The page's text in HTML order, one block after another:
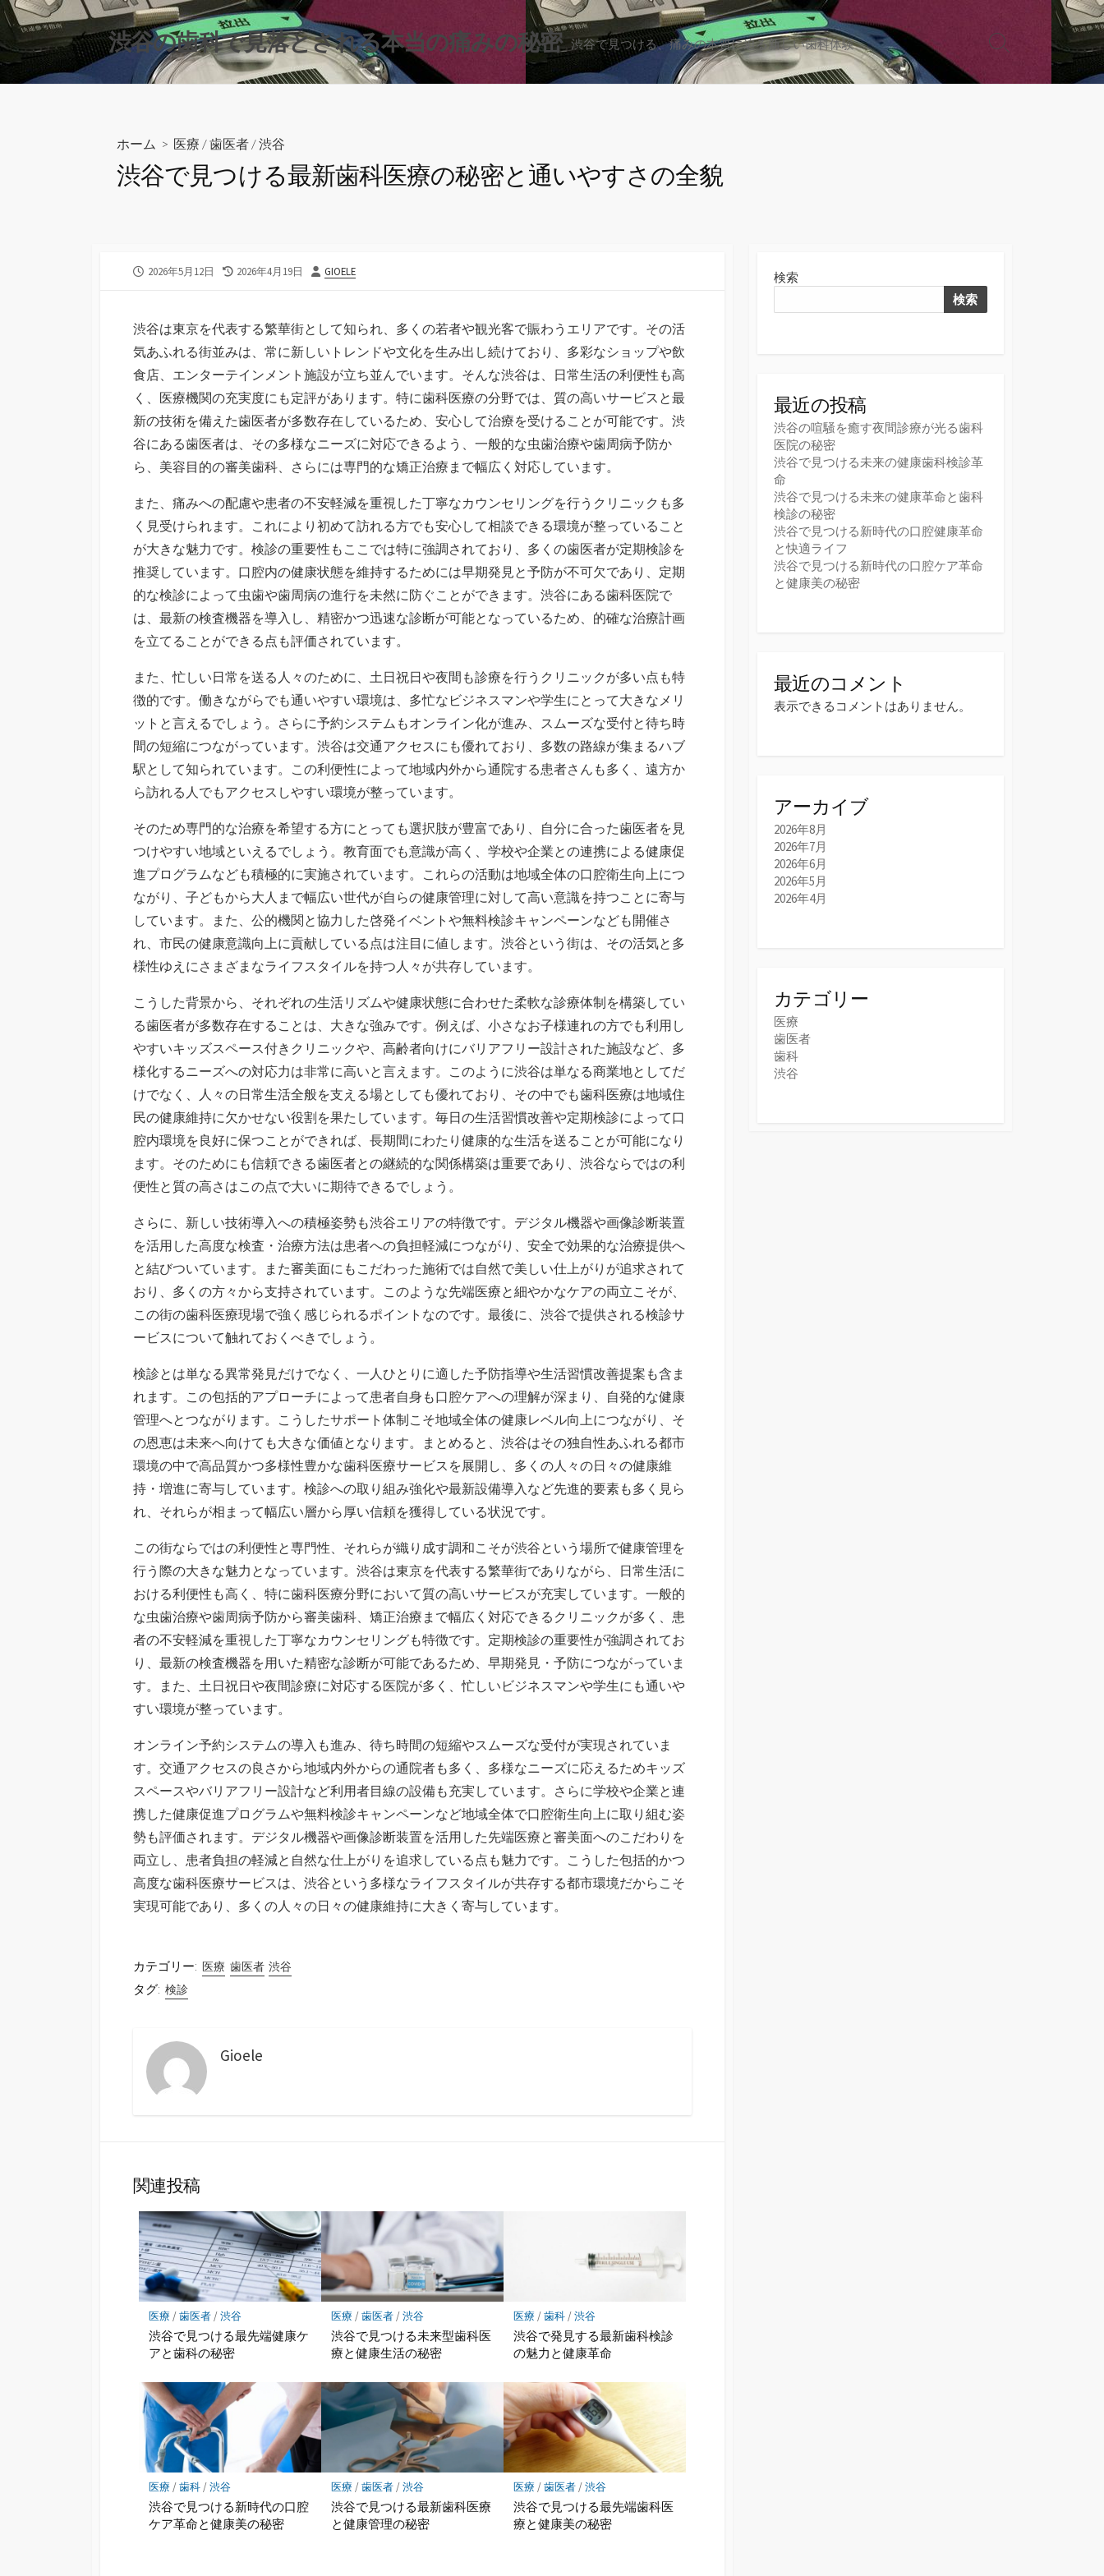
コ
ン
テ
渋谷の歯科で見落とされる本当の痛みの秘密 渋谷で見つける、痛みの本質に迫る新しい歯科体験
検
切
ホーム > 医療 /歯医者 /渋谷
渋谷で見つける最新歯科医療の秘密と通いやすさの全貌
公
2026年5月12日
最
日
2026年4月19日
投
GIOELE
渋谷は東京を代表する繁華街として知られ、多くの若者や観光客で賑わうエリアです。 その活
気あふれる街並みは、常に新しいトレンドや文化を生み出し続けており、多彩なショップや飲
食店、エンターテインメント施設が立ち並んでいます。そんな渋谷は、日常生活の利便性も高
く、医療機関の充実度にも定評があります。特に歯科医療の分野では、質の高いサービスと最
新の技術を備えた歯医者が多数存在しているため、安心して治療を受けることが可能です。渋
谷にある歯医者は、その多様なニーズに対応できるよう、一般的な虫歯治療や歯周病予防か
ら、美容目的の審美歯科、さらには専門的な矯正治療まで幅広く対応しています。
また、痛みへの配慮や患者の不安軽減を重視した丁寧なカウンセリングを行うクリニックも多
く見受けられます。これにより初めて訪れる方でも安心して相談できる環境が整っていること
が大きな魅力です。検診の重要性もここでは特に強調されており、多くの歯医者が定期検診を
推奨しています。口腔内の健康状態を維持するためには早期発見と予防が不可欠であり、定期
的な検診によって虫歯や歯周病の進行を未然に防ぐことができます。渋谷にある歯科医院で
は、最新の検査機器を導入し、精密かつ迅速な診断が可能となっているため、的確な治療計画
を立てることができる点も評価されています。
また、忙しい日常を送る人々のために、土日祝日や夜間も診療を行うクリニックが多い点も特
徴的です。働きながらでも通いやすい環境は、多忙なビジネスマンや学生にとって大きなメリ
ットと言えるでしょう。さらに予約システムもオンライン化が進み、スムーズな受付と待ち時
間の短縮につながっています。渋谷は交通アクセスにも優れており、多数の路線が集まるハブ
駅として知られています。この利便性によって地域内外から通院する患者さんも多く、遠方か
ら訪れる人でもアクセスしやすい環境が整っています。
そのため専門的な治療を希望する方にとっても選択肢が豊富であり、自分に合った歯医者を見
つけやすい地域といえるでしょう。教育面でも意識が高く、学校や企業との連携による健康促
進プログラムなども積極的に実施されています。これらの活動は地域全体の口腔衛生向上につ
ながり、子どもから大人まで幅広い世代が自らの健康管理に対して高い意識を持つことに寄与
しています。また、公的機関と協力した啓発イベントや無料検診キャンペーンなども開催さ
れ、市民の健康意識向上に貢献している点は注目に値します。渋谷という街は、その活気と多
様性ゆえにさまざまなライフスタイルを持つ人々が共存しています。
こうした背景から、それぞれの生活リズムや健康状態に合わせた柔軟な診療体制を構築してい
る歯医者が多数存在することは、大きな強みです。例えば、小さなお子様連れの方でも利用し
やすいキッズスペース付きクリニックや、高齢者向けにバリアフリー設計された施設など、多
様化するニーズへの対応力は非常に高いと言えます。このように渋谷は単なる商業地としてだ
けでなく、人々の日常生活全般を支える場としても優れており、その中でも歯科医療は地域住
民の健康維持に欠かせない役割を果たしています。毎日の生活習慣改善や定期検診によって口
腔内環境を良好に保つことができれば、長期間にわたり健康的な生活を送ることが可能になり
ます。そのためにも信頼できる歯医者との継続的な関係構築は重要であり、渋谷ならではの利
便性と質の高さはこの点で大いに期待できるでしょう。
さらに、新しい技術導入への積極姿勢も渋谷エリアの特徴です。デジタル機器や画像診断装置
を活用した高度な検査・治療方法は患者への負担軽減につながり、安全で効果的な治療提供へ
と結びついています。また審美面にもこだわった施術では自然で美しい仕上がりが追求されて
おり、多くの方々から支持されています。このような先端医療と細やかなケアの両立こそが、
この街の歯科医療現場で強く感じられるポイントなのです。最後に、渋谷で提供される検診サ
ービスについて触れておくべきでしょう。
検診とは単なる異常発見だけでなく、一人ひとりに適した予防指導や生活習慣改善提案も含ま
れます。この包括的アプローチによって患者自身も口腔ケアへの理解が深まり、自発的な健康
管理へとつながります。こうしたサポート体制こそ地域全体の健康レベル向上につながり、そ
の恩恵は未来へ向けても大きな価値となります。まとめると、渋谷はその独自性あふれる都市
環境の中で高品質かつ多様性豊かな歯科医療サービスを展開し、多くの人々の日々の健康維
持・増進に寄与しています。検診への取り組み強化や最新設備導入など先進的要素も多く見ら
れ、それらが相まって幅広い層から厚い信頼を獲得している状況です。
この街ならではの利便性と専門性、それらが織り成す調和こそが渋谷という場所で健康管理を
行う際の大きな魅力となっています。渋谷は東京を代表する繁華街でありながら、日常生活に
おける利便性も高く、特に歯科医療分野において質の高いサービスが充実しています。一般的
な虫歯治療や歯周病予防から審美歯科、矯正治療まで幅広く対応できるクリニックが多く、患
者の不安軽減を重視した丁寧なカウンセリングも特徴です。定期検診の重要性が強調されてお
り、最新の検査機器を用いた精密な診断が可能であるため、早期発見・予防につながっていま
す。また、土日祝日や夜間診療に対応する医院が多く、忙しいビジネスマンや学生にも通いや
すい環境が整っています。
オンライン予約システムの導入も進み、待ち時間の短縮やスムーズな受付が実現されていま
す。交通アクセスの良さから地域内外からの通院者も多く、多様なニーズに応えるためキッズ
スペースやバリアフリー設計など利用者目線の設備も充実しています。さらに学校や企業と連
携した健康促進プログラムや無料検診キャンペーンなど地域全体で口腔衛生向上に取り組む姿
勢も評価されます。デジタル機器や画像診断装置を活用した先端医療と審美面へのこだわりを
両立し、患者負担の軽減と自然な仕上がりを追求している点も魅力です。こうした包括的かつ
高度な歯科医療サービスは、渋谷という多様なライフスタイルが共存する都市環境だからこそ
実現可能であり、多くの人々の日々の健康維持に大きく寄与しています。
カテゴリー: 医療 歯医者 渋谷
タグ: 検診
Gioele
関連投稿
医療/歯医者/渋谷
渋谷で見つける最先端健康ケ
アと歯科の秘密
医療/歯医者/渋谷
渋谷で見つける未来型歯科医
療と健康生活の秘密
医療/歯科/渋谷
渋谷で発見する最新歯科検診
の魅力と健康革命
医療/歯科/渋谷
渋谷で見つける新時代の口腔
ケア革命と健康美の秘密
医療/歯医者/渋谷
渋谷で見つける最新歯科医療
と健康管理の秘密
医療/歯医者/渋谷
渋谷で見つける最先端歯科医
療と健康美の秘密
検索
検索
最近の投稿
渋谷の喧騒を癒す夜間診療が光る歯科
医院の秘密
渋谷で見つける未来の健康歯科検診革
命
渋谷で見つける未来の健康革命と歯科
検診の秘密
渋谷で見つける新時代の口腔健康革命
と快適ライフ
渋谷で見つける新時代の口腔ケア革命
と健康美の秘密
最近のコメント
表示できるコメントはありません。
アーカイブ
2026年8月
2026年7月
2026年6月
2026年5月
2026年4月
カテゴリー
医療
歯医者
歯科
渋谷